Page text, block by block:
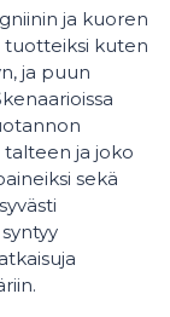
ja kuoren
tuotteiksi kuten
ja puun
talteen ja joko
sekä